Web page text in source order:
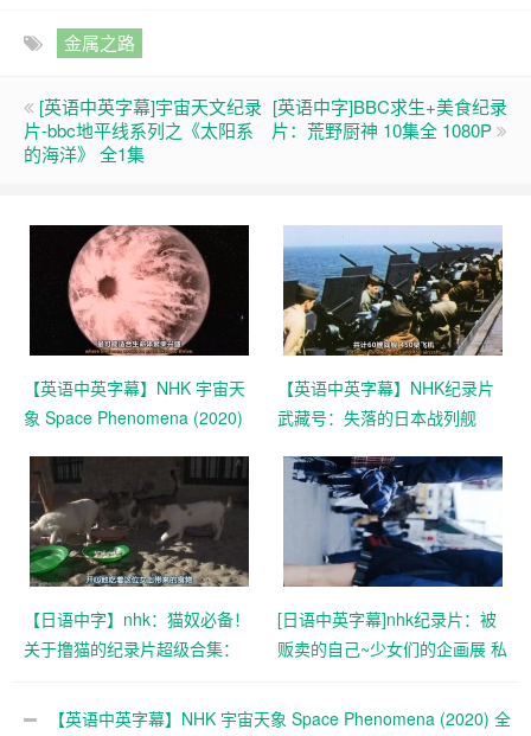
金属之路
[英语中英字幕]宇宙天文纪录
片-bbc地平线系列之《太阳系
的海洋》 全1集
[英语中字]BBC求生+美食纪录
片：荒野厨神 10集全 1080P
【英语中英字幕】NHK 宇宙天
象 Space Phenomena (2020)
【英语中英字幕】NHK纪录片
武藏号：失落的日本战列舰
Battleship (2019) 全1集 超清
1080P
【日语中字】nhk：猫奴必备！
关于撸猫的纪录片超级合集：
[日语中英字幕]nhk纪录片：被
贩卖的自己~少女们的企画展 私
企画展― (2017) 全1集
【英语中英字幕】NHK 宇宙天象 Space Phenomena (2020) 全